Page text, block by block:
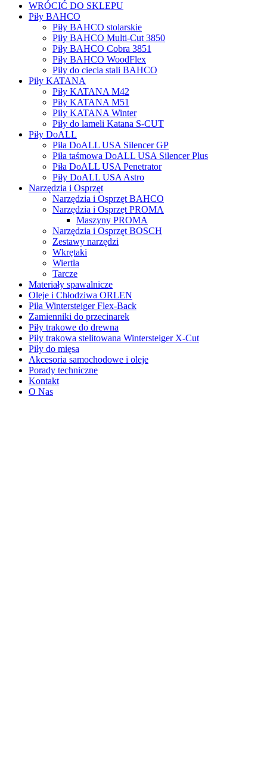
WRÓCIĆ DO SKLEPU
Piły BAHCO
Piły BAHCO stolarskie
Piły BAHCO Multi-Cut 3850
Piły BAHCO Cobra 3851
Piły BAHCO WoodFlex
Piły do ciecia stali BAHCO
Piły KATANA
Piły KATANA M42
Piły KATANA M51
Piły KATANA Winter
Piły do lameli Katana S-CUT
Piły DoALL
Piła DoALL USA Silencer GP
Piła taśmowa DoALL USA Silencer Plus
Piła DoALL USA Penetrator
Piły DoALL USA Astro
Narzędzia i Osprzęt
Narzędzia i Osprzęt BAHCO
Narzędzia i Osprzęt PROMA
Maszyny PROMA
Narzędzia i Osprzęt BOSCH
Zestawy narzędzi
Wkrętaki
Wiertła
Tarcze
Materiały spawalnicze
Oleje i Chłodziwa ORLEN
Piła Wintersteiger Flex-Back
Zamienniki do przecinarek
Piły trakowe do drewna
Piły trakowa stelitowana Wintersteiger X-Cut
Piły do mięsa
Akcesoria samochodowe i oleje
Porady techniczne
Kontakt
O Nas